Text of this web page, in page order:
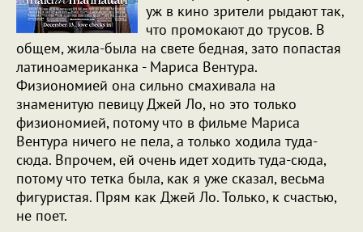
уж в кино зрители рыдают так,
что промокают до трусов. В
общем, жила-была на свете бедная, зато попастая
латиноамериканка - Мариса Вентура.
Физиономией она сильно смахивала на
знаменитую певицу Джей Ло, но это только
физиономией, потому что в фильме Мариса
Вентура ничего не пела, а только ходила туда-
сюда. Впрочем, ей очень идет ходить туда-сюда,
потому что тетка была, как я уже сказал, весьма
фигуристая. Прям как Джей Ло. Только, к счастью,
не поет.